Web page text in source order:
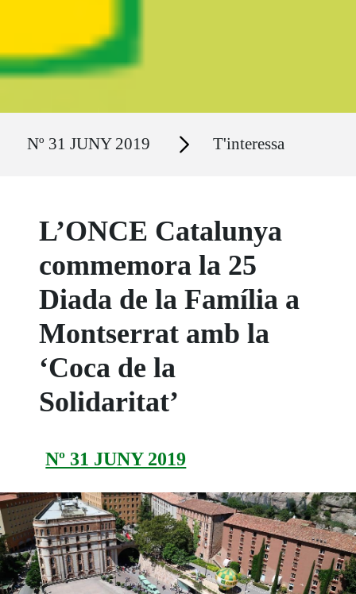
Nº 31 JUNY 2019 Secciones T'interessa
L’ONCE Catalunya
commemora la 25
Diada de la Família a
Montserrat amb la
‘Coca de la
Solidaritat’
Nº 31 JUNY 2019